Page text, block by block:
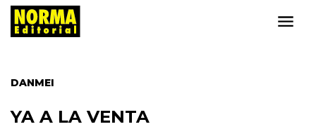
DANMEI
YA A LA VENTA